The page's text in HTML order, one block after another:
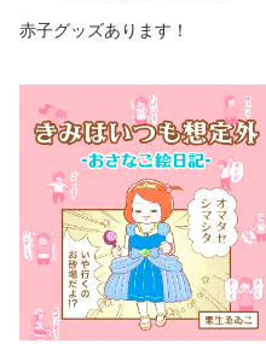
赤子グッズあります！